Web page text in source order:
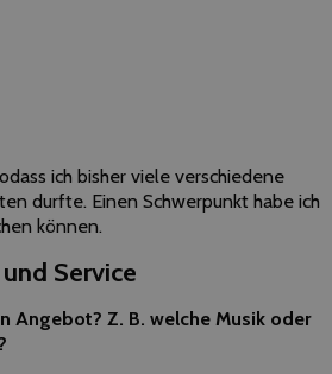
ich bisher viele verschiedene
durfte. Einen Schwerpunkt habe ich
können.
Service
Angebot? Z. B. welche Musik oder